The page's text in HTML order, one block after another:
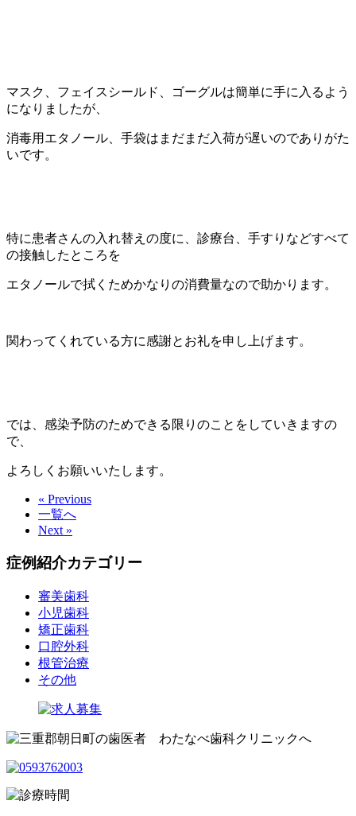
マスク、フェイスシールド、ゴーグルは簡単に手に入るよう
になりましたが、
消毒用エタノール、手袋はまだまだ入荷が遅いのでありがた
いです。
特に患者さんの入れ替えの度に、診療台、手すりなどすべて
の接触したところを
エタノールで拭くためかなりの消費量なので助かります。
関わってくれている方に感謝とお礼を申し上げます。
では、感染予防のためできる限りのことをしていきますの
で、
よろしくお願いいたします。
« Previous
一覧へ
Next »
症例紹介カテゴリー
審美歯科
小児歯科
矯正歯科
口腔外科
根管治療
その他